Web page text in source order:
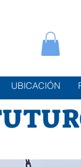
UBICACIÓN